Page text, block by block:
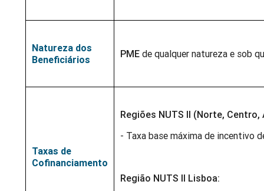
Natureza dos
Beneficiários
PMEde qualquer natureza e sob
Taxas de
Cofinanciamento
Regiões NUTS II (Norte,
- Taxa base máxima de incentivo
Região NUTS II Lisboa: